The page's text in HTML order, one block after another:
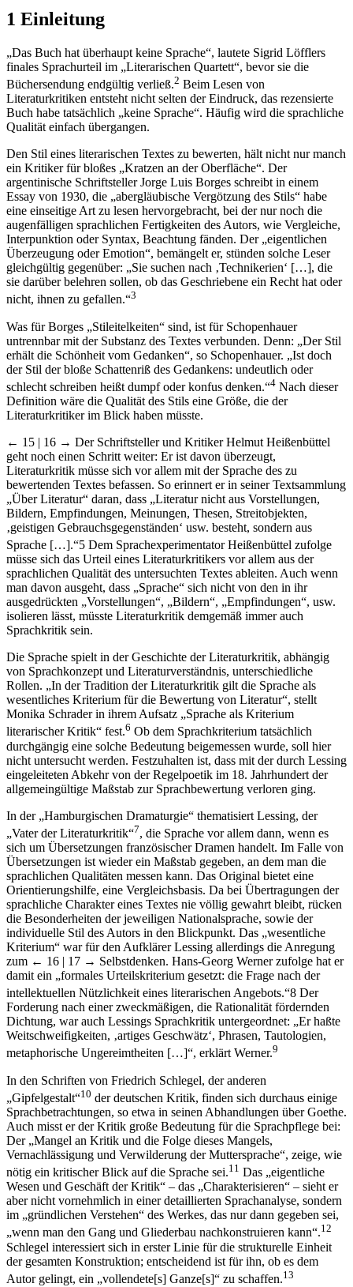
1 Einleitung
„Das Buch hat überhaupt keine Sprache“, lautete Sigrid Löfflers
finales Sprachurteil im „Literarischen Quartett“, bevor sie die
Büchersendung endgültig verließ.2 Beim Lesen von
Literaturkritiken entsteht nicht selten der Eindruck, das rezensierte
Buch habe tatsächlich „keine Sprache“. Häufig wird die sprachliche
Qualität einfach übergangen.
Den Stil eines literarischen Textes zu bewerten, hält nicht nur manch
ein Kritiker für bloßes „Kratzen an der Oberfläche“. Der
argentinische Schriftsteller Jorge Luis Borges schreibt in einem
Essay von 1930, die „abergläubische Vergötzung des Stils“ habe
eine einseitige Art zu lesen hervorgebracht, bei der nur noch die
augenfälligen sprachlichen Fertigkeiten des Autors, wie Vergleiche,
Interpunktion oder Syntax, Beachtung fänden. Der „eigentlichen
Überzeugung oder Emotion“, bemängelt er, stünden solche Leser
gleichgültig gegenüber: „Sie suchen nach ‚Technikerien‘ […], die
sie darüber belehren sollen, ob das Geschriebene ein Recht hat oder
nicht, ihnen zu gefallen.“3
Was für Borges „Stileitelkeiten“ sind, ist für Schopenhauer
untrennbar mit der Substanz des Textes verbunden. Denn: „Der Stil
erhält die Schönheit vom Gedanken“, so Schopenhauer. „Ist doch
der Stil der bloße Schattenriß des Gedankens: undeutlich oder
schlecht schreiben heißt dumpf oder konfus denken.“4 Nach dieser
Definition wäre die Qualität des Stils eine Größe, die der
Literaturkritiker im Blick haben müsste.
← 15 | 16 → Der Schriftsteller und Kritiker Helmut Heißenbüttel
geht noch einen Schritt weiter: Er ist davon überzeugt,
Literaturkritik müsse sich vor allem mit der Sprache des zu
bewertenden Textes befassen. So erinnert er in seiner Textsammlung
„Über Literatur“ daran, dass „Literatur nicht aus Vorstellungen,
Bildern, Empfindungen, Meinungen, Thesen, Streitobjekten,
‚geistigen Gebrauchsgegenständen‘ usw. besteht, sondern aus
Sprache […].“5 Dem Sprachexperimentator Heißenbüttel zufolge
müsse sich das Urteil eines Literaturkritikers vor allem aus der
sprachlichen Qualität des untersuchten Textes ableiten. Auch wenn
man davon ausgeht, dass „Sprache“ sich nicht von den in ihr
ausgedrückten „Vorstellungen“, „Bildern“, „Empfindungen“, usw.
isolieren lässt, müsste Literaturkritik demgemäß immer auch
Sprachkritik sein.
Die Sprache spielt in der Geschichte der Literaturkritik, abhängig
von Sprachkonzept und Literaturverständnis, unterschiedliche
Rollen. „In der Tradition der Literaturkritik gilt die Sprache als
wesentliches Kriterium für die Bewertung von Literatur“, stellt
Monika Schrader in ihrem Aufsatz „Sprache als Kriterium
literarischer Kritik“ fest.6 Ob dem Sprachkriterium tatsächlich
durchgängig eine solche Bedeutung beigemessen wurde, soll hier
nicht untersucht werden. Festzuhalten ist, dass mit der durch Lessing
eingeleiteten Abkehr von der Regelpoetik im 18. Jahrhundert der
allgemeingültige Maßstab zur Sprachbewertung verloren ging.
In der „Hamburgischen Dramaturgie“ thematisiert Lessing, der
„Vater der Literaturkritik“7, die Sprache vor allem dann, wenn es
sich um Übersetzungen französischer Dramen handelt. Im Falle von
Übersetzungen ist wieder ein Maßstab gegeben, an dem man die
sprachlichen Qualitäten messen kann. Das Original bietet eine
Orientierungshilfe, eine Vergleichsbasis. Da bei Übertragungen der
sprachliche Charakter eines Textes nie völlig gewahrt bleibt, rücken
die Besonderheiten der jeweiligen Nationalsprache, sowie der
individuelle Stil des Autors in den Blickpunkt. Das „wesentliche
Kriterium“ war für den Aufklärer Lessing allerdings die Anregung
zum ← 16 | 17 → Selbstdenken. Hans-Georg Werner zufolge hat er
damit ein „formales Urteilskriterium gesetzt: die Frage nach der
intellektuellen Nützlichkeit eines literarischen Angebots.“8 Der
Forderung nach einer zweckmäßigen, die Rationalität fördernden
Dichtung, war auch Lessings Sprachkritik untergeordnet: „Er haßte
Weitschweifigkeiten, ‚artiges Geschwätz‘, Phrasen, Tautologien,
metaphorische Ungereimtheiten […]“, erklärt Werner.9
In den Schriften von Friedrich Schlegel, der anderen
„Gipfelgestalt“10 der deutschen Kritik, finden sich durchaus einige
Sprachbetrachtungen, so etwa in seinen Abhandlungen über Goethe.
Auch misst er der Kritik große Bedeutung für die Sprachpflege bei:
Der „Mangel an Kritik und die Folge dieses Mangels,
Vernachlässigung und Verwilderung der Muttersprache“, zeige, wie
nötig ein kritischer Blick auf die Sprache sei.11 Das „eigentliche
Wesen und Geschäft der Kritik“ – das „Charakterisieren“ – sieht er
aber nicht vornehmlich in einer detaillierten Sprachanalyse, sondern
im „gründlichen Verstehen“ des Werkes, das nur dann gegeben sei,
„wenn man den Gang und Gliederbau nachkonstruieren kann“.12
Schlegel interessiert sich in erster Linie für die strukturelle Einheit
der gesamten Konstruktion; entscheidend ist für ihn, ob es dem
Autor gelingt, ein „vollendete[s] Ganze[s]“ zu schaffen.13